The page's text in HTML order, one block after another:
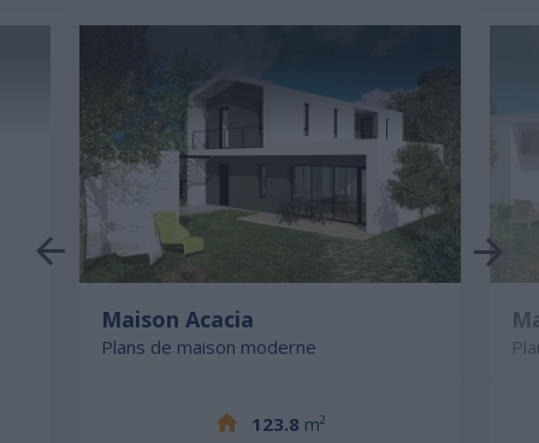
Maison Acacia
Plans de maison moderne
123.8 m²